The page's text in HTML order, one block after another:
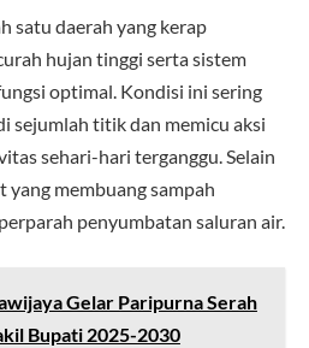
satu daerah yang kerap
hujan tinggi serta sistem
optimal. Kondisi ini sering
sejumlah titik dan memicu aksi
sehari-hari terganggu. Selain
yang membuang sampah
penyumbatan saluran air.
Gelar Paripurna Serah
Bupati 2025-2030